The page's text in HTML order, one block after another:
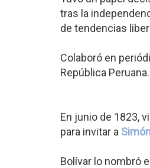
tras la
de tendencias
Colaboró en
República Peruana.
En junio de 1823,
para invitar a
Bolívar lo nombró